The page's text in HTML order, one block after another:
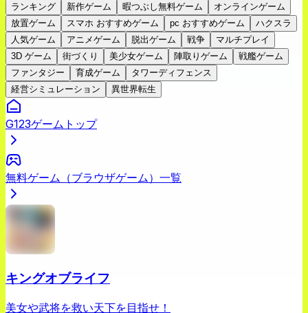
ランキング 新作ゲーム 暇つぶし無料ゲーム
オンラインゲーム
放置ゲーム
スマホ おすすめゲーム pc おすすめゲーム
ハクスラ
人気ゲーム
アニメゲーム 脱出ゲーム 戦争
マルチプレイ
3D ゲーム
街づくり 美少女ゲーム 陣取りゲーム
戦艦ゲーム
ファンタジー
育成ゲーム
タワーディフェンス
経営シミュレーション
異世界転生
G123ゲームトップ
無料ゲーム（ブラウザゲーム）一覧
キングオブライフ
美女や武将を救い天下を目指せ！